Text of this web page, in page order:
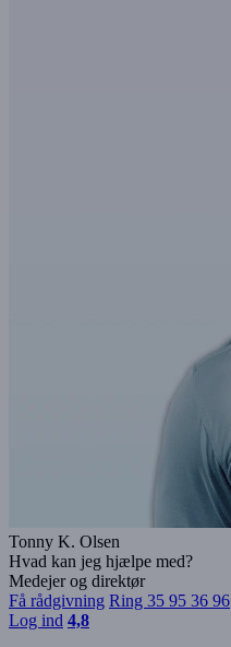
Tonny K. Olsen
Hvad kan jeg hjælpe med?
Medejer og direktør
Få rådgivning Ring 35 95 36 96
Log ind 4,8